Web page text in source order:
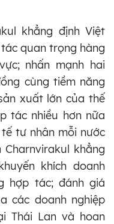
khẳng định Việt
quan trọng hàng
nhấn mạnh hai
cùng tiềm năng
xuất lớn của thế
tác nhiều hơn nữa
tư nhân mỗi nước
khẳng
khích doanh
hợp tác; đánh giá
các doanh nghiệp
Thái Lan và hoan